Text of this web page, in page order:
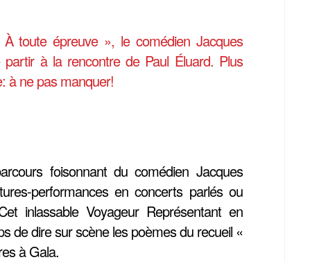
toute épreuve », le comédien Jacques
à la rencontre de Paul Éluard. Plus
à ne pas manquer!
foisonnant du comédien Jacques
performances en concerts parlés ou
inlassable Voyageur Représentant en
de dire sur scène les poèmes du recueil «
à Gala.